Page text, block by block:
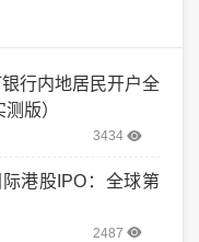
行内地居民开户全
版）
3434
港股IPO：全球第
2487